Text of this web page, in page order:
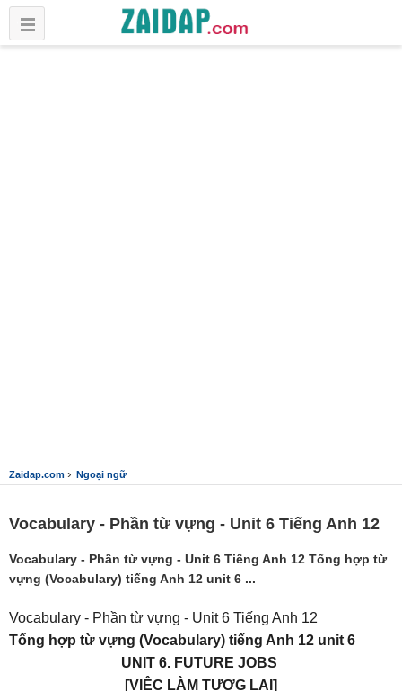
Zaidap.com › Ngoại ngữ
Vocabulary - Phần từ vựng - Unit 6 Tiếng Anh 12
Vocabulary - Phần từ vựng - Unit 6 Tiếng Anh 12 Tổng hợp từ
vựng (Vocabulary) tiếng Anh 12 unit 6 ...
Vocabulary - Phần từ vựng - Unit 6 Tiếng Anh 12
Tổng hợp từ vựng (Vocabulary) tiếng Anh 12 unit 6
UNIT 6. FUTURE JOBS
[VIỆC LÀM TƯƠG LAI]